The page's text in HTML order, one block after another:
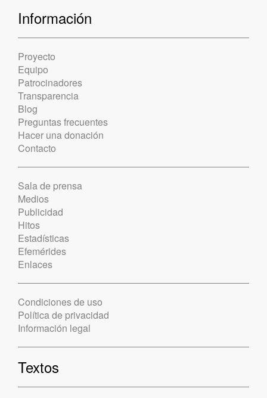
Información
Proyecto
Equipo
Patrocinadores
Transparencia
Blog
Preguntas frecuentes
Hacer una donación
Contacto
Sala de prensa
Medios
Publicidad
Hitos
Estadísticas
Efemérides
Enlaces
Condiciones de uso
Política de privacidad
Información legal
Textos